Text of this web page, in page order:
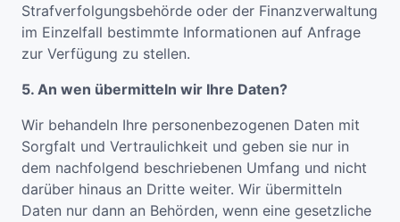
Strafverfolgungsbehörde oder der Finanzverwaltung
im Einzelfall bestimmte Informationen auf Anfrage
zur Verfügung zu stellen.
5. An wen übermitteln wir Ihre Daten?
Wir behandeln Ihre personenbezogenen Daten mit
Sorgfalt und Vertraulichkeit und geben sie nur in
dem nachfolgend beschriebenen Umfang und nicht
darüber hinaus an Dritte weiter. Wir übermitteln
Daten nur dann an Behörden, wenn eine gesetzliche